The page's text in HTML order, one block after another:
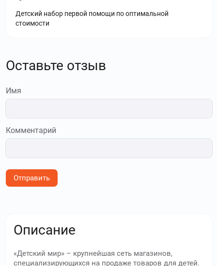
Детский набор первой помощи по оптимальной
стоимости
Оставьте отзыв
Имя
Комментарий
Отправить
Описание
«Детский мир» – крупнейшая сеть магазинов,
специализирующихся на продаже товаров для детей.